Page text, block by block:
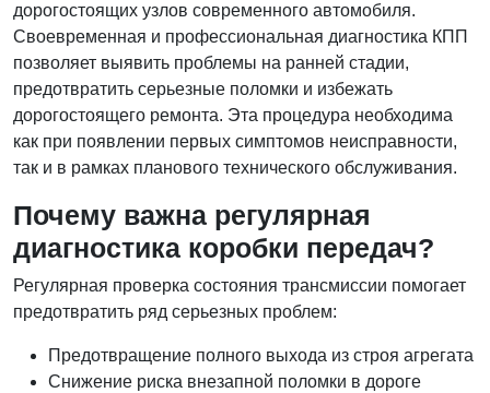
дорогостоящих узлов современного автомобиля.
Своевременная и профессиональная диагностика КПП
позволяет выявить проблемы на ранней стадии,
предотвратить серьезные поломки и избежать
дорогостоящего ремонта. Эта процедура необходима
как при появлении первых симптомов неисправности,
так и в рамках планового технического обслуживания.
Почему важна регулярная
диагностика коробки передач?
Регулярная проверка состояния трансмиссии помогает
предотвратить ряд серьезных проблем:
Предотвращение полного выхода из строя агрегата
Снижение риска внезапной поломки в дороге